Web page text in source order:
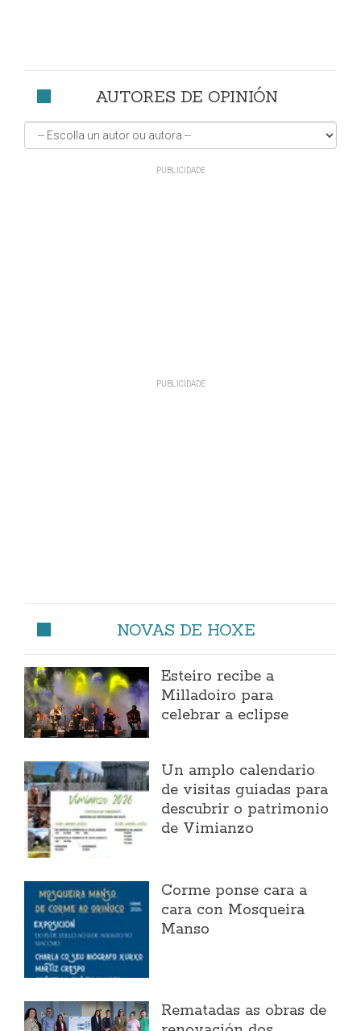
AUTORES DE OPINIÓN
NOVAS DE HOXE
Esteiro recibe a
Milladoiro para
celebrar a eclipse
Un amplo calendario
de visitas guiadas para
descubrir o patrimonio
de Vimianzo
Corme ponse cara a
cara con Mosqueira
Manso
Rematadas as obras de